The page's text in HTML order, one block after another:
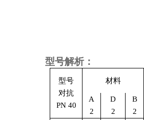
型号解析：
型号
对抗
PN 40
材料
A
2
D
2
B
2